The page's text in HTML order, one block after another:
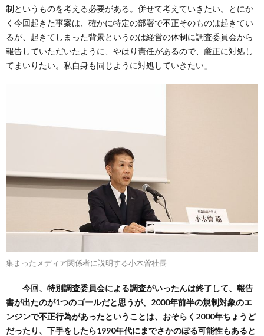
制というものを考える必要がある。併せて考えていきたい。とにか
く今回起きた事案は、確かに特定の部署で不正そのものは起きてい
るが、起きてしまった背景というのは経営の体制に調査委員会から
報告していただいたように、やはり責任があるので、厳正に対処し
てまいりたい。私自身も同じように対処していきたい」
集まったメディア関係者に説明する小木曽社長
――今回、特別調査委員会による調査がいったんは終了して、報告
書が出たのが1つのゴールだと思うが、2000年前半の規制対象のエ
ンジンで不正行為があったということは、おそらく2000年ちょうど
だったり、下手をしたら1990年代にまでさかのぼる可能性もあると